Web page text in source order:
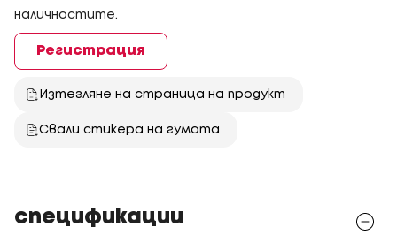
наличностите.
Регистрация
Изтегляне на страница на продукт
Свали стикера на гумата
спецификации